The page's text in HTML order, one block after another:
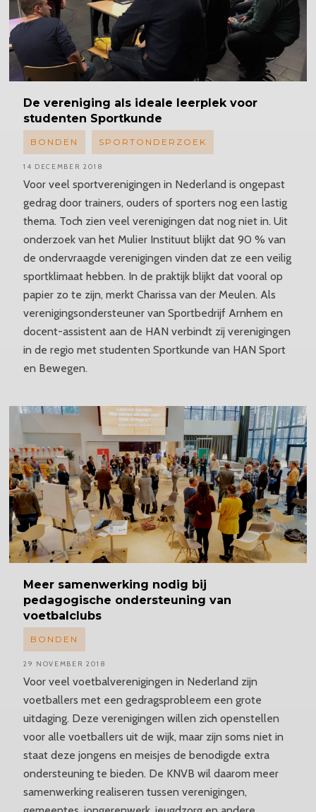
De vereniging als ideale leerplek voor
studenten Sportkunde
Voor veel sportverenigingen in Nederland is ongepast
gedrag door trainers, ouders of sporters nog een lastig
thema. Toch zien veel verenigingen dat nog niet in. Uit
onderzoek van het Mulier Instituut blijkt dat 90 % van
de ondervraagde verenigingen vinden dat ze een veilig
sportklimaat hebben. In de praktijk blijkt dat vooral op
papier zo te zijn, merkt Charissa van der Meulen. Als
verenigingsondersteuner van Sportbedrijf Arnhem en
docent-assistent aan de HAN verbindt zij verenigingen
in de regio met studenten Sportkunde van HAN Sport
en Bewegen.
BONDEN SPORTONDERZOEK
14 DECEMBER 2018
Meer samenwerking nodig bij
pedagogische ondersteuning van
voetbalclubs
Voor veel voetbalverenigingen in Nederland zijn
voetballers met een gedragsprobleem een grote
uitdaging. Deze verenigingen willen zich openstellen
voor alle voetballers uit de wijk, maar zijn soms niet in
staat deze jongens en meisjes de benodigde extra
ondersteuning te bieden. De KNVB wil daarom meer
samenwerking realiseren tussen verenigingen,
BONDEN
29 NOVEMBER 2018